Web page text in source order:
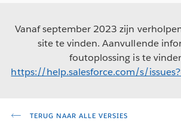
Vanaf september 2023 zijn
site te vinden. Aanvullende
foutoplossing is te
https://help.salesforce.com/s/
TERUG NAAR ALLE VERSIES